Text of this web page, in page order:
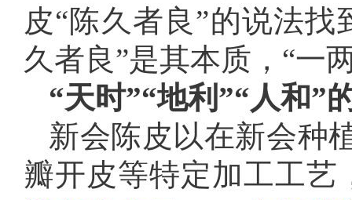
皮“陈久者良”的说法
久者良”是其本质，“一
“天时”“地利”“人和”
新会陈皮以在新会种
瓣开皮等特定加工工